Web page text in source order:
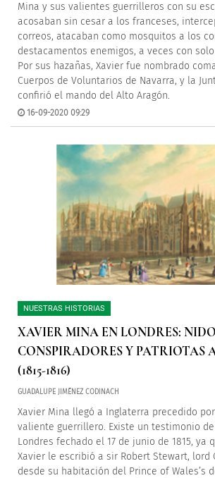
Mina y sus valientes guerrilleros con su
acosaban sin cesar a los franceses,
correos, atacaban como mosquitos a los
destacamentos enemigos, a veces con
Por sus hazañas, Xavier fue nombrado
Cuerpos de Voluntarios de Navarra, y la
confirió el mando del Alto Aragón.
16-09-2020 09:29
NUESTRAS HISTORIAS
XAVIER MINA EN LONDRES:
CONSPIRADORES Y PATRIOTAS
(1815-1816)
GUADALUPE JIMÉNEZ CODINACH
Xavier Mina llegó a Inglaterra precedido
valiente guerrillero. Existe un testimonio
Londres fechado el 17 de junio de 1815, ya
Xavier le escribió a sir Robert Stewart, lord
desde su habitación del Prince of Wales’s